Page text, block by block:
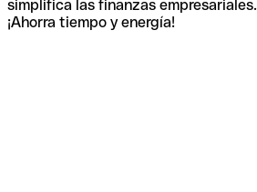
simplifica las finanzas empresariales.
¡Ahorra tiempo y energía!